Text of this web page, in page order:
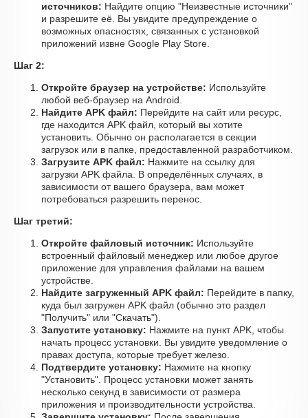
источников: Найдите опцию "Неизвестные источники"
и разрешите её. Вы увидите предупреждение о
возможных опасностях, связанных с установкой
приложений извне Google Play Store.
Шаг 2:
Откройте браузер на устройстве: Используйте
любой веб-браузер на Android.
Найдите APK файл: Перейдите на сайт или ресурс,
где находится APK файл, который вы хотите
установить. Обычно он располагается в секции
загрузок или в папке, предоставленной разработчиком.
Загрузите APK файл: Нажмите на ссылку для
загрузки APK файла. В определённых случаях, в
зависимости от вашего браузера, вам может
потребоваться разрешить перенос.
Шаг третий:
Откройте файловый источник: Используйте
встроенный файловый менеджер или любое другое
приложение для управления файлами на вашем
устройстве.
Найдите загруженный APK файл: Перейдите в папку,
куда был загружен APK файл (обычно это раздел
"Получить" или "Скачать").
Запустите установку: Нажмите на пункт APK, чтобы
начать процесс установки. Вы увидите уведомление о
правах доступа, которые требует железо.
Подтвердите установку: Нажмите на кнопку
"Установить". Процесс установки может занять
несколько секунд в зависимости от размера
приложения и производительности устройства.